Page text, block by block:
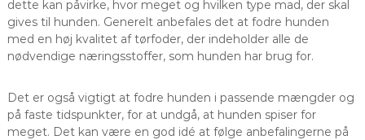
dette kan påvirke, hvor meget og hvilken type mad, der skal
gives til hunden. Generelt anbefales det at fodre hunden
med en høj kvalitet af tørfoder, der indeholder alle de
nødvendige næringsstoffer, som hunden har brug for.
Det er også vigtigt at fodre hunden i passende mængder og
på faste tidspunkter, for at undgå, at hunden spiser for
meget. Det kan være en god idé at følge anbefalingerne på